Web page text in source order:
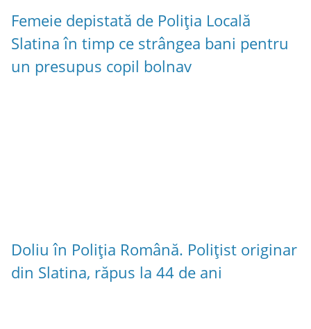
Femeie depistată de Poliția Locală
Slatina în timp ce strângea bani pentru
un presupus copil bolnav
Doliu în Poliția Română. Polițist originar
din Slatina, răpus la 44 de ani